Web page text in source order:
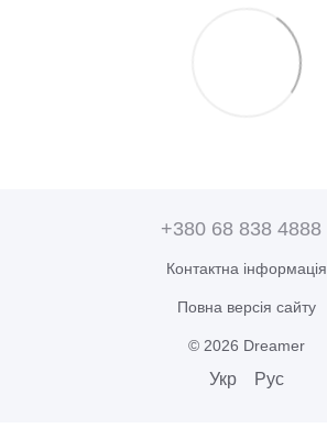
+380 68 838 4888
Контактна інформація
Повна версія сайту
© 2026 Dreamer
Укр Рус